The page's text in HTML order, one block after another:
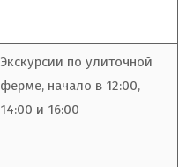
Экскурсии по улиточной
ферме, начало в 12:00,
14:00 и 16:00